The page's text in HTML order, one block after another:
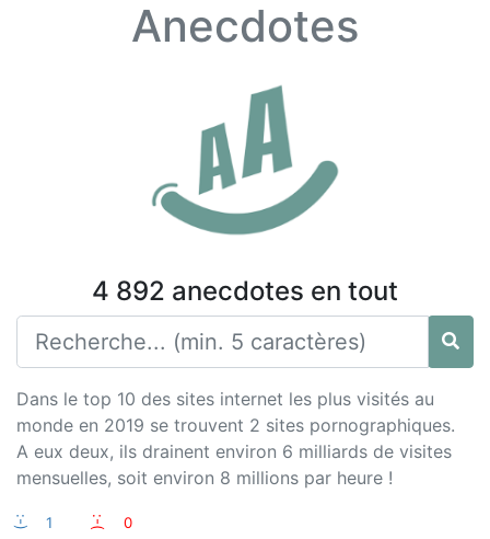
Anecdotes
4 892 anecdotes en tout
Dans le top 10 des sites internet les plus visités au
monde en 2019 se trouvent 2 sites pornographiques.
A eux deux, ils drainent environ 6 milliards de visites
mensuelles, soit environ 8 millions par heure !
:-) 1 :-(
0